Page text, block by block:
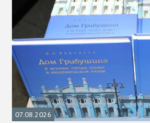
07.08.2026